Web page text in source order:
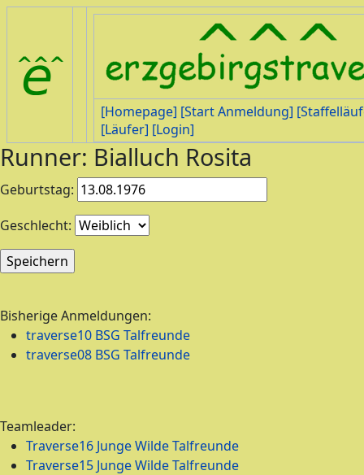
[Homepage] [Start Anmeldung]
[Läufer] [Login]
Runner: Bialluch Rosita
Geburtstag:
Geschlecht:
Bisherige Anmeldungen:
traverse10 BSG Talfreunde
traverse08 BSG Talfreunde
Teamleader:
Traverse16 Junge Wilde Talfreunde
Traverse15 Junge Wilde Talfreunde